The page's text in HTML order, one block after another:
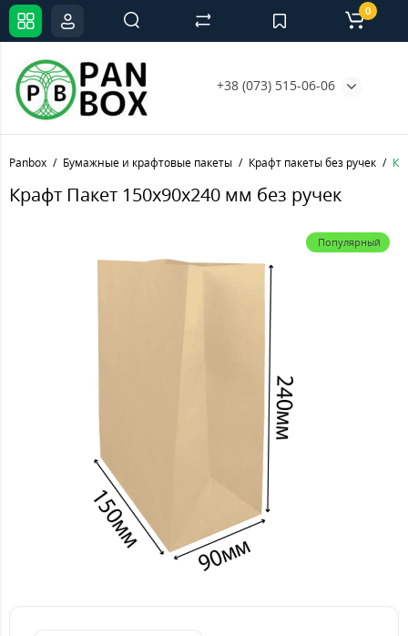
+38 (073) 515-06-06
0
Panbox Бумажные и крафтовые пакеты Крафт пакеты без ручек
Крафт Пакет 150х90х240 мм без ручек
Популярный